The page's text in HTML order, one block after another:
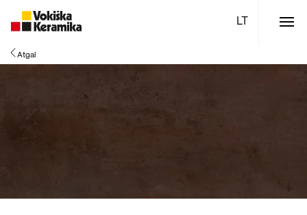
Atgal
Meniu
Plytelės